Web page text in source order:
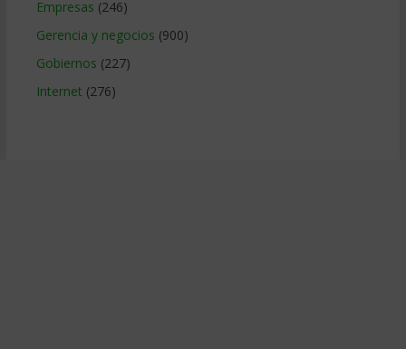
Empresas (246)
Gerencia y negocios (900)
Gobiernos (227)
Internet (276)